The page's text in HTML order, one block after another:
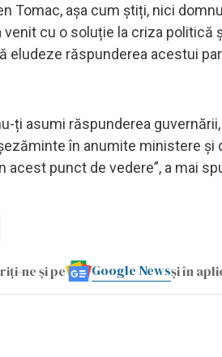
Tomac, așa cum știți, nici
cu o soluție la criza politică
eludeze răspunderea acestui
ți asumi răspunderea
în anumite ministere și
punct de vedere”, a mai
ne și pe Google Newsși în